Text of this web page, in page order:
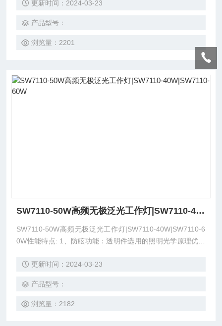
池实时电量余量，方便实用。 *轻巧美观结构、操作简单方
式；灯头可任意在120度内调节照射角度。轻触式开关，操作
更方便耐用。
更新时间：2024-03-23
产品型号：
浏览量：2201
SW7110-50W高频无极泛光工作灯|SW7110-40W|SW7110-60W
SW7110-50W高频无极泛光工作灯|SW7110-40W|SW7110-6
0W性能特点: 1、防眩功能：透明件选用的照明光学原理优化
产生不适和疲劳感。 2、光效节能：光源光效达60lm/W以上;
92%以上，比行业水平高15%。
更新时间：2024-03-23
产品型号：
浏览量：2182